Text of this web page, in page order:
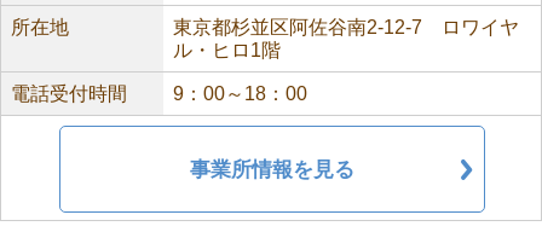
所在地
東京都杉並区阿佐谷南2-12-7 ロワイヤ
ル・ヒロ1階
電話受付時間 9：00～18：00
事業所情報を見る